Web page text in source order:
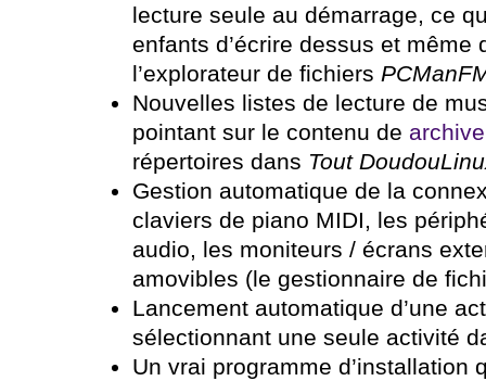
lecture seule au démarrage, ce
enfants d’écrire dessus et même
l’explorateur de fichiers
Nouvelles listes de lecture de
pointant sur le contenu de
répertoires dans Tout
Gestion automatique de la
claviers de piano MIDI, les
audio, les moniteurs / écrans
amovibles (le gestionnaire de
Lancement automatique d’une
sélectionnant une seule activité
Un vrai programme d’installation